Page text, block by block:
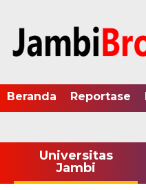
Beranda Reportase
Universitas
Jambi